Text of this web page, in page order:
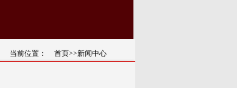
当前位置： 首页>>新闻中心